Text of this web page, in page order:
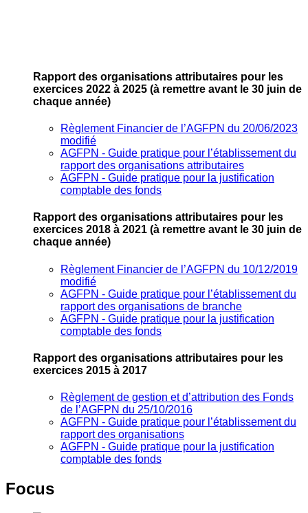
Rapport des organisations attributaires pour les
exercices 2022 à 2025 (à remettre avant le 30 juin de
chaque année)
Règlement Financier de l’AGFPN du 20/06/2023
modifié
AGFPN ‐ Guide pratique pour l’établissement du
rapport des organisations attributaires
AGFPN ‐ Guide pratique pour la justification
comptable des fonds
Rapport des organisations attributaires pour les
exercices 2018 à 2021 (à remettre avant le 30 juin de
chaque année)
Règlement Financier de l’AGFPN du 10/12/2019
modifié
AGFPN ‐ Guide pratique pour l’établissement du
rapport des organisations de branche
AGFPN ‐ Guide pratique pour la justification
comptable des fonds
Rapport des organisations attributaires pour les
exercices 2015 à 2017
Règlement de gestion et d’attribution des Fonds
de l’AGFPN du 25/10/2016
AGFPN ‐ Guide pratique pour l’établissement du
rapport des organisations
AGFPN ‐ Guide pratique pour la justification
comptable des fonds
Focus